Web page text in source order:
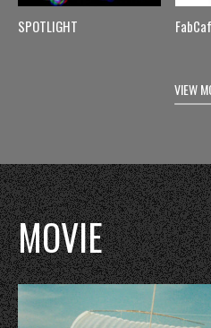
SPOTLIGHT
VIEW
MOVIE